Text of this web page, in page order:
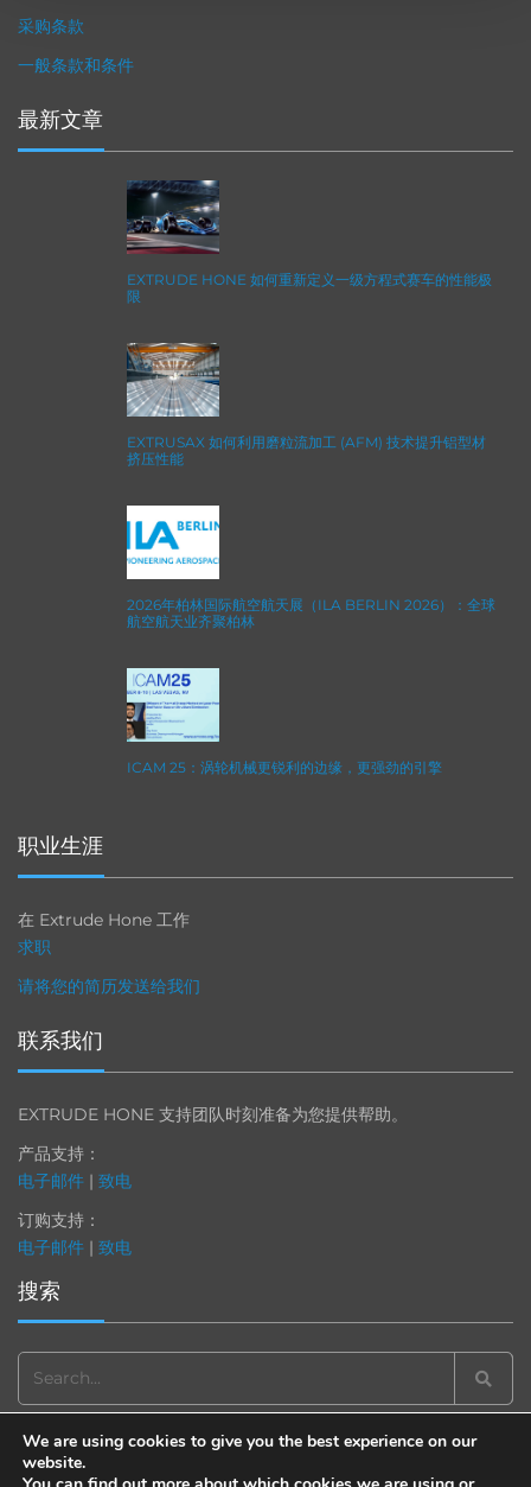
采购条款
一般条款和条件
最新文章
EXTRUDE HONE 如何重新定义一级方程式赛车的性能极
限
EXTRUSAX 如何利用磨粒流加工 (AFM) 技术提升铝型材
挤压性能
2026年柏林国际航空航天展（ILA BERLIN 2026）：全球
航空航天业齐聚柏林
ICAM 25：涡轮机械更锐利的边缘，更强劲的引擎
职业生涯
在 Extrude Hone 工作
求职
请将您的简历发送给我们
联系我们
EXTRUDE HONE 支持团队时刻准备为您提供帮助。
产品支持：
电子邮件 | 致电
订购支持：
电子邮件 | 致电
搜索
Search
for:
We are using cookies to give you the best experience on our
website.